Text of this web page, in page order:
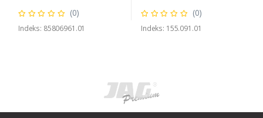
(0)
Indeks: 85806961.01
(0)
Indeks: 155.091.01